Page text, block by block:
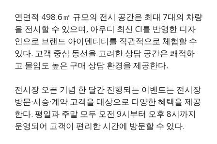
연면적 498.6㎡ 규모의 전시 공간은 최대 7대의 차량
을 전시할 수 있으며, 아우디 최신 CI를 반영한 디자
인으로 브랜드 아이덴티티를 직관적으로 체험할 수
있다. 고객 중심 동선을 고려한 상담 공간은 쾌적하
고 몰입도 높은 구매 상담 환경을 제공한다.
전시장 오픈 기념 한 달간 진행되는 이벤트는 전시장
방문·시승·계약 고객을 대상으로 다양한 혜택을 제공
한다. 평일과 주말 모두 오전 9시부터 오후 8시까지
운영되어 고객이 편리한 시간에 방문할 수 있다.